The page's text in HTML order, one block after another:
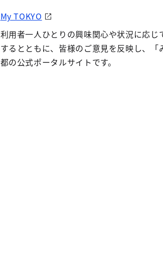
My TOKYO
利用者一人ひとりの興味関心や状況に応じ
するとともに、皆様のご意見を反映し、「
都の公式ポータルサイトです。